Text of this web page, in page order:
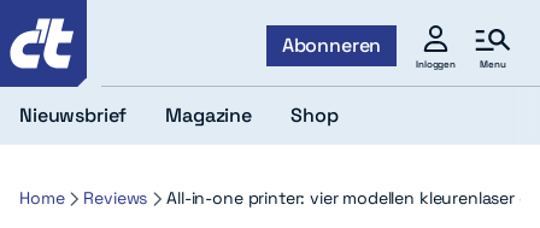
Abonneren
Inloggen Menu
Nieuwsbrief Magazine Shop
Home Reviews All-in-one printer: vier modellen kleurenlaser